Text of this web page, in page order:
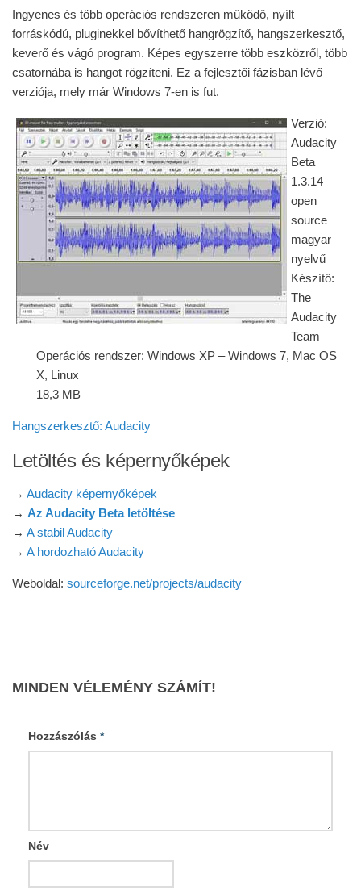
Ingyenes és több operációs rendszeren működő, nyílt
forráskódú, pluginekkel bővíthető hangrögzítő, hangszerkesztő,
keverő és vágó program. Képes egyszerre több eszközről, több
csatornába is hangot rögzíteni. Ez a fejlesztői fázisban lévő
verziója, mely már Windows 7-en is fut.
Verzió:
Audacity
Beta
1.3.14
open
source
magyar
nyelvű
Készítő:
The
Audacity
Team
Operációs rendszer: Windows XP – Windows 7, Mac OS
X, Linux
18,3 MB
Hangszerkesztő: Audacity
Letöltés és képernyőképek
→ Audacity képernyőképek
→ Az Audacity Beta letöltése
→ A stabil Audacity
→ A hordozható Audacity
Weboldal: sourceforge.net/projects/audacity
MINDEN VÉLEMÉNY SZÁMÍT!
Hozzászólás *
Név